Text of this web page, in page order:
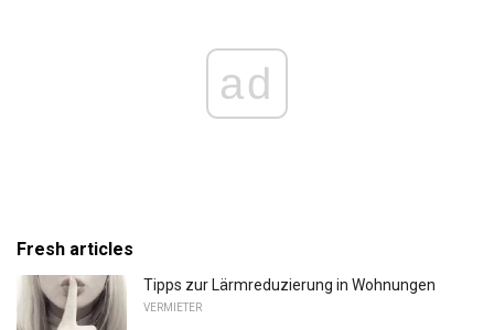
ad
Fresh articles
Tipps zur Lärmreduzierung in Wohnungen
VERMIETER